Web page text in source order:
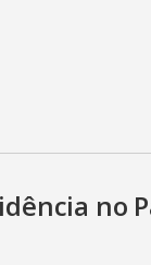
no